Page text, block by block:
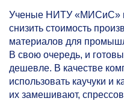
Ученые НИТУ «МИСиС»
снизить стоимость
материалов для
В свою очередь, и
дешевле. В качестве
использовать каучуки и
их замешивают,